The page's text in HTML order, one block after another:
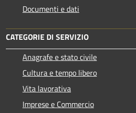
Documenti e dati
CATEGORIE DI SERVIZIO
Anagrafe e stato civile
Cultura e tempo libero
Vita lavorativa
Imprese e Commercio